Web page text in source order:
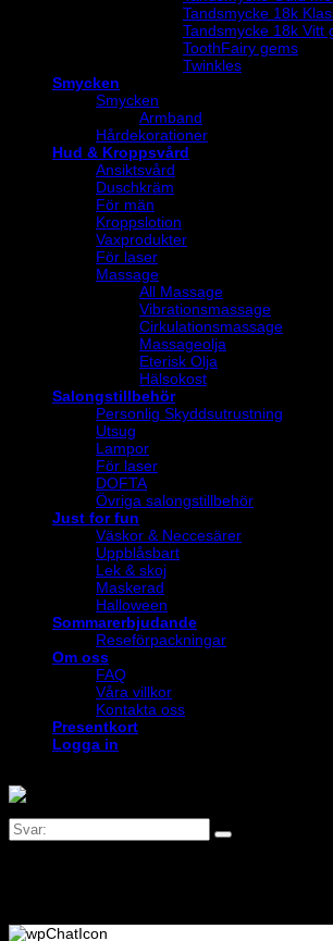
Tandsmycke 18k
Tandsmycke 18k Vitt
ToothFairy gems
Twinkles
Smycken
Smycken
Armband
Hårdekorationer
Hud & Kroppsvård
Ansiktsvård
Duschkräm
För män
Kroppslotion
Vaxprodukter
För laser
Massage
All Massage
Vibrationsmassage
Cirkulationsmassage
Massageolja
Eterisk Olja
Hälsokost
Salongstillbehör
Personlig Skyddsutrustning
Utsug
Lampor
För laser
DOFTA
Övriga salongstillbehör
Just for fun
Väskor & Neccesärer
Uppblåsbart
Lek & skoj
Maskerad
Halloween
Sommarerbjudande
Reseförpackningar
Om oss
FAQ
Våra villkor
Kontakta oss
Presentkort
Logga in